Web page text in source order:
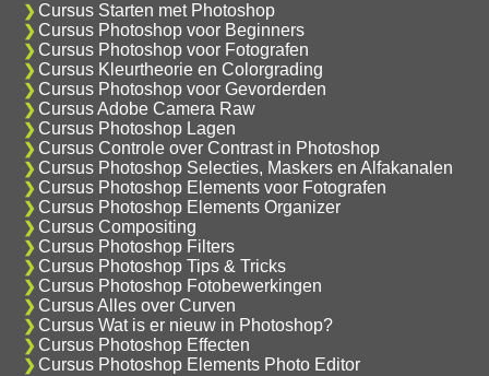
Cursus Starten met Photoshop
Cursus Photoshop voor Beginners
Cursus Photoshop voor Fotografen
Cursus Kleurtheorie en Colorgrading
Cursus Photoshop voor Gevorderden
Cursus Adobe Camera Raw
Cursus Photoshop Lagen
Cursus Controle over Contrast in Photoshop
Cursus Photoshop Selecties, Maskers en Alfakanalen
Cursus Photoshop Elements voor Fotografen
Cursus Photoshop Elements Organizer
Cursus Compositing
Cursus Photoshop Filters
Cursus Photoshop Tips & Tricks
Cursus Photoshop Fotobewerkingen
Cursus Alles over Curven
Cursus Wat is er nieuw in Photoshop?
Cursus Photoshop Effecten
Cursus Photoshop Elements Photo Editor